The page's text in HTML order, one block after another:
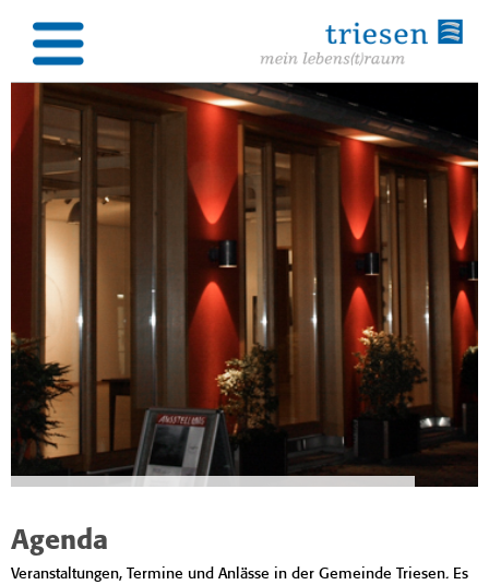
Agenda
Veranstaltungen, Termine und Anlässe in der Gemeinde Triesen. Es